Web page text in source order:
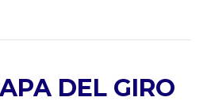
DEL GIRO